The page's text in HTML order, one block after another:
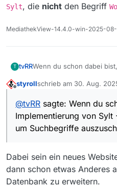
Sylt, die nicht den Begriff
MediathekView-14.4.0-win-2025-
T tvRRWenn du schon dabei
auszuschließen. Mit dem
:innocent:
styrollschrieb am 30. Aug.
zuletzt editiert von styroll
@tvRR sagte: Wenn du
Implementierung von
um Suchbegriffe
Dabei sein ein neues
dann schon etwas Anderes
Datenbank zu erweitern.